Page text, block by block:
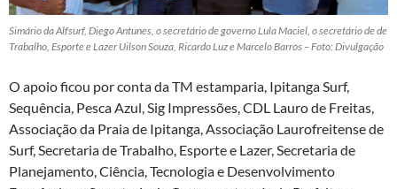
Simário da Alfsurf, Diego Antunes, o secretário de governo Lula Maciel, o secretário de de
Trabalho, Esporte e Lazer Uilson Souza, Ricardo Luz e Marcelo Barros – Foto: Divulgação
O apoio ficou por conta da TM estamparia, Ipitanga Surf,
Sequência, Pesca Azul, Sig Impressões, CDL Lauro de Freitas,
Associação da Praia de Ipitanga, Associação Laurofreitense de
Surf, Secretaria de Trabalho, Esporte e Lazer, Secretaria de
Planejamento, Ciência, Tecnologia e Desenvolvimento